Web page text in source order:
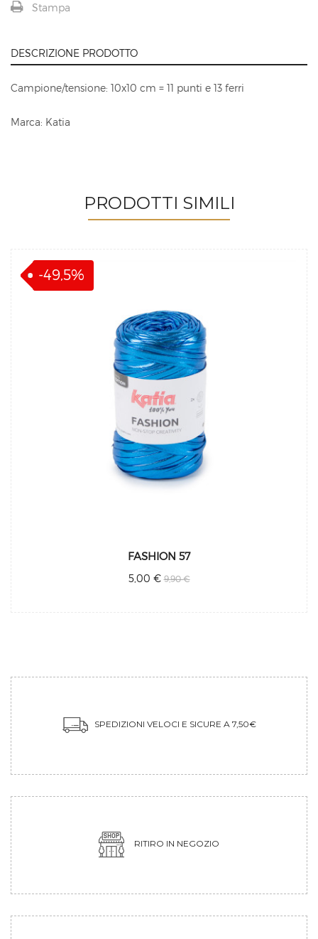
Stampa
DESCRIZIONE PRODOTTO
Campione/tensione: 10x10 cm = 11 punti e 13 ferri
Marca: Katia
PRODOTTI SIMILI
-49,5%
FASHION 57
5,00 € 9,90 €
SPEDIZIONI VELOCI E SICURE A 7,50€
RITIRO IN NEGOZIO